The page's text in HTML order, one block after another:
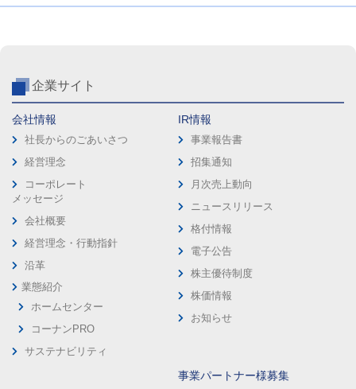
企業サイト
会社情報
社長からのごあいさつ
経営理念
コーポレート
メッセージ
会社概要
経営理念・行動指針
沿革
業態紹介
ホームセンター
コーナンPRO
サステナビリティ
IR情報
事業報告書
招集通知
月次売上動向
ニュースリリース
格付情報
電子公告
株主優待制度
株価情報
お知らせ
事業パートナー様募集